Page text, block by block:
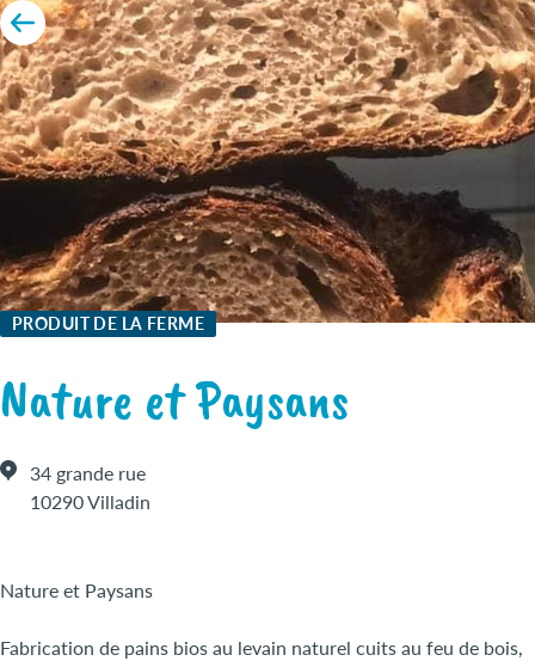
PRODUIT DE LA FERME
Nature et Paysans
34 grande rue
10290 Villadin
Nature et Paysans
Fabrication de pains bios au levain naturel cuits au feu de bois,